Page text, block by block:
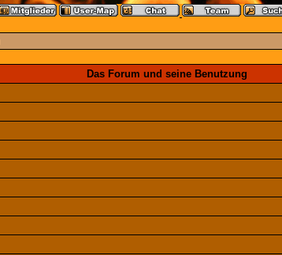
Das Forum und seine Benutzung